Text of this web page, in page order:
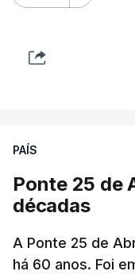
PAÍS
Ponte 25 de
décadas
A Ponte 25 de
há 60 anos. Foi